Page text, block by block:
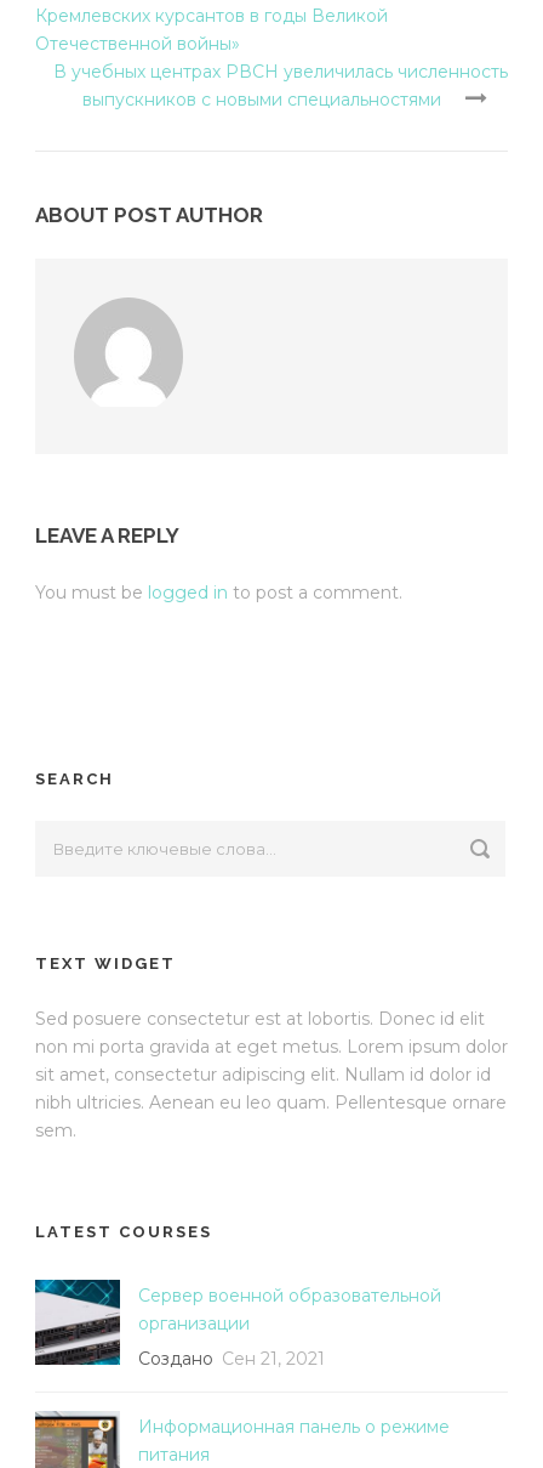
Кремлевских курсантов в годы Великой
Отечественной войны»
В учебных центрах РВСН увеличилась численность
выпускников с новыми специальностями
ABOUT POST AUTHOR
LEAVE A REPLY
You must be logged in to post a comment.
SEARCH
TEXT WIDGET
Sed posuere consectetur est at lobortis. Donec id elit
non mi porta gravida at eget metus. Lorem ipsum dolor
sit amet, consectetur adipiscing elit. Nullam id dolor id
nibh ultricies. Aenean eu leo quam. Pellentesque ornare
sem.
LATEST COURSES
Сервер военной образовательной
организации
Создано Сен 21, 2021
Информационная панель о режиме
питания